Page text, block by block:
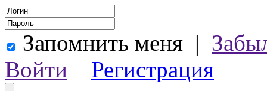
Запомнить меня |
Войти
Регистрация